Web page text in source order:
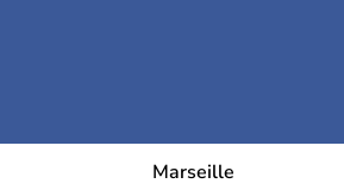
Marseille